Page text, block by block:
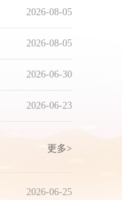
2026-08-05
2026-08-05
2026-06-30
2026-06-23
更多>
2026-06-25